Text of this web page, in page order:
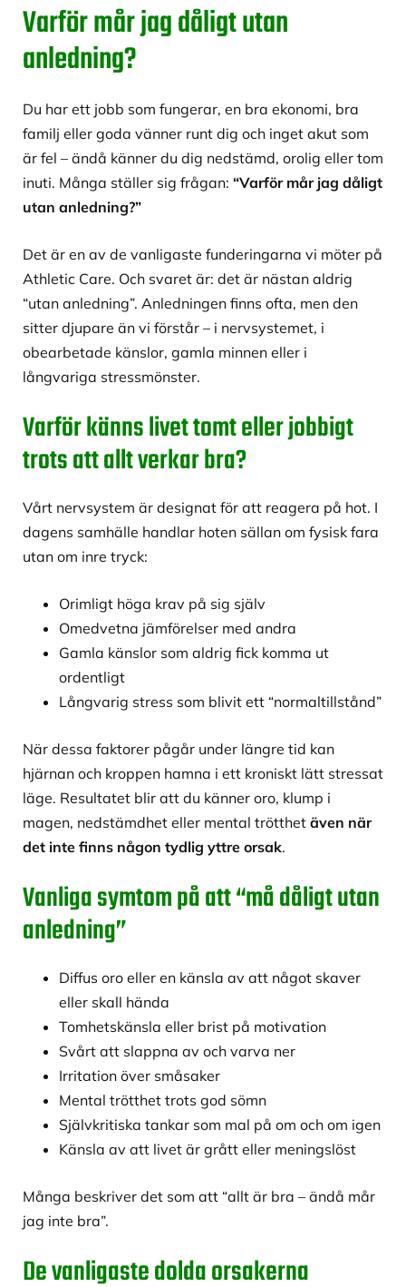
Varför mår jag dåligt utan
anledning?
Du har ett jobb som fungerar, en bra ekonomi, bra
familj eller goda vänner runt dig och inget akut som
är fel – ändå känner du dig nedstämd, orolig eller tom
inuti. Många ställer sig frågan: “Varför mår jag dåligt
utan anledning?”
Det är en av de vanligaste funderingarna vi möter på
Athletic Care. Och svaret är: det är nästan aldrig
“utan anledning”. Anledningen finns ofta, men den
sitter djupare än vi förstår – i nervsystemet, i
obearbetade känslor, gamla minnen eller i
långvariga stressmönster.
Varför känns livet tomt eller jobbigt
trots att allt verkar bra?
Vårt nervsystem är designat för att reagera på hot. I
dagens samhälle handlar hoten sällan om fysisk fara
utan om inre tryck:
Orimligt höga krav på sig själv
Omedvetna jämförelser med andra
Gamla känslor som aldrig fick komma ut
ordentligt
Långvarig stress som blivit ett “normaltillstånd”
När dessa faktorer pågår under längre tid kan
hjärnan och kroppen hamna i ett kroniskt lätt stressat
läge. Resultatet blir att du känner oro, klump i
magen, nedstämdhet eller mental trötthet även när
det inte finns någon tydlig yttre orsak.
Vanliga symtom på att “må dåligt utan
anledning”
Diffus oro eller en känsla av att något skaver
eller skall hända
Tomhetskänsla eller brist på motivation
Svårt att slappna av och varva ner
Irritation över småsaker
Mental trötthet trots god sömn
Självkritiska tankar som mal på om och om igen
Känsla av att livet är grått eller meningslöst
Många beskriver det som att “allt är bra – ändå mår
jag inte bra”.
De vanligaste dolda orsakerna